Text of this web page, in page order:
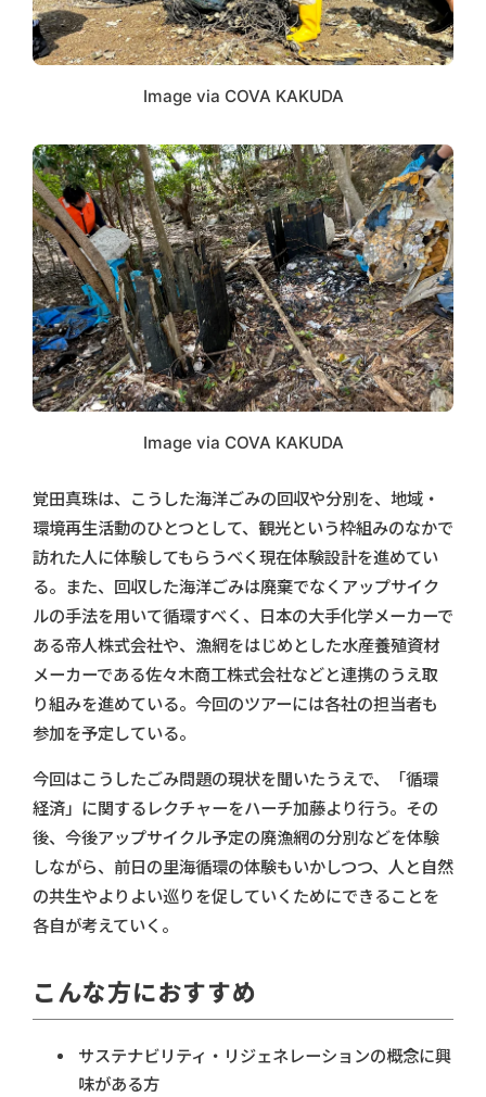
Image via COVA KAKUDA
Image via COVA KAKUDA
覚田真珠は、こうした海洋ごみの回収や分別を、地域・
環境再生活動のひとつとして、観光という枠組みのなかで
訪れた人に体験してもらうべく現在体験設計を進めてい
る。また、回収した海洋ごみは廃棄でなくアップサイク
ルの手法を用いて循環すべく、日本の大手化学メーカーで
ある帝人株式会社や、漁網をはじめとした水産養殖資材
メーカーである佐々木商工株式会社などと連携のうえ取
り組みを進めている。今回のツアーには各社の担当者も
参加を予定している。
今回はこうしたごみ問題の現状を聞いたうえで、「循環
経済」に関するレクチャーをハーチ加藤より行う。その
後、今後アップサイクル予定の廃漁網の分別などを体験
しながら、前日の里海循環の体験もいかしつつ、人と自然
の共生やよりよい巡りを促していくためにできることを
各自が考えていく。
こんな方におすすめ
サステナビリティ・リジェネレーションの概念に興
味がある方